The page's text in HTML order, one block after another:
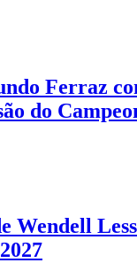
Ferraz
do
Wendell